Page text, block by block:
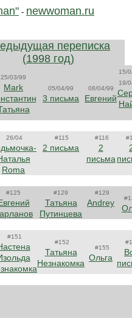
- newwoman.ru
переписка
(1998 год)
25/03/99
Mark
05/04/99
3 письма
08/04/99
Евгений
15/
19/
26/04
Roma
#115
2 письма
#116
2
письма
#125 #129
Татьяна
Путинцева
#129
Andrey
#151
#152
Татьяна
Незнакомка
#155
Ольга